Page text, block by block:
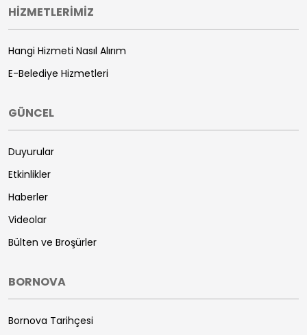
HİZMETLERİMİZ
Hangi Hizmeti Nasıl Alırım
E-Belediye Hizmetleri
GÜNCEL
Duyurular
Etkinlikler
Haberler
Videolar
Bülten ve Broşürler
BORNOVA
Bornova Tarihçesi